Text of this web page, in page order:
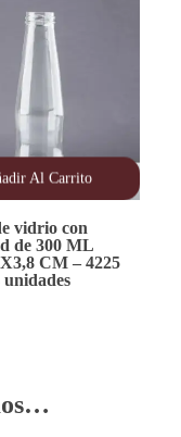
Al Carrito
vidrio con
de 300 ML
CM – 4225
unidades